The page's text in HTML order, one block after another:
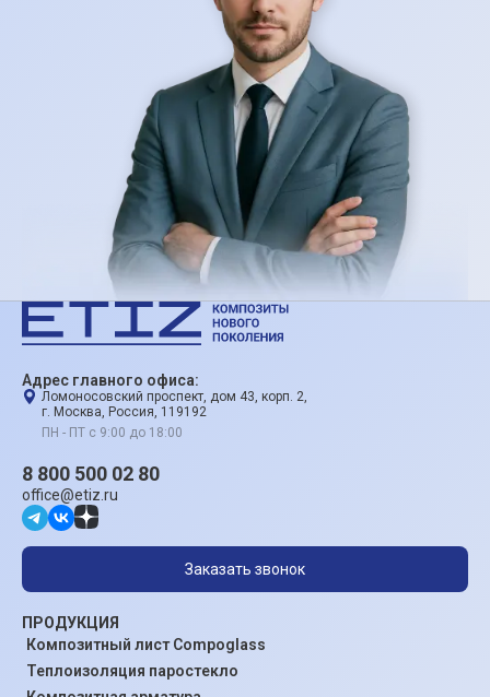
Адрес главного офиса:
Ломоносовский проспект, дом 43, корп. 2,
г. Москва, Россия, 119192
ПН - ПТ с 9:00 до 18:00
ПРОДУКЦИЯ
Композитный лист Compoglass
Теплоизоляция паростекло
8 800 500 02 80
office@etiz.ru
Заказать звонок